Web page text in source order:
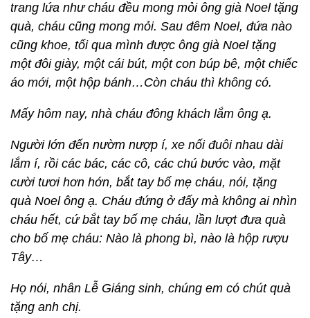
trang lứa như cháu đều mong mỏi ông già Noel tặng
quà, cháu cũng mong mỏi. Sau đêm Noel, đứa nào
cũng khoe, tối qua mình được ông già Noel tặng
một đôi giày, một cái bút, một con búp bê, một chiếc
áo mới, một hộp bánh…Còn cháu thì không có.
Mấy hôm nay, nhà cháu đông khách lắm ông ạ.
Người lớn đến nườm nượp í, xe nối đuôi nhau dài
lắm í, rồi các bác, các cô, các chú bước vào, mặt
cười tươi hơn hớn, bắt tay bố mẹ cháu, nói, tặng
quà Noel ông ạ. Cháu đứng ở đấy mà không ai nhìn
cháu hết, cứ bắt tay bố mẹ cháu, lần lượt đưa quà
cho bố mẹ cháu: Nào là phong bì, nào là hộp rượu
Tây…
Họ nói, nhân Lễ Giáng sinh, chúng em có chút quà
tặng anh chị.